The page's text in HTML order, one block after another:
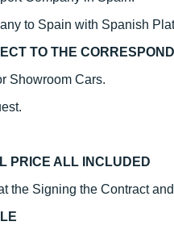
to Spain with Spanish
TO THE
Showroom Cars.
PRICE ALL INCLUDED
the Signing the Contract